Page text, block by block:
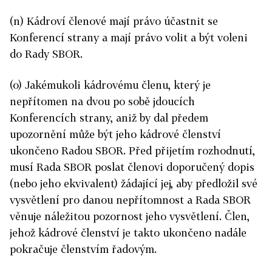
(n) Kádroví členové mají právo účastnit se
Konferencí strany a mají právo volit a být voleni
do Rady SBOR.
(o) Jakémukoli kádrovému členu, který je
nepřítomen na dvou po sobě jdoucích
Konferencích strany, aniž by dal předem
upozornění může být jeho kádrové členství
ukončeno Radou SBOR. Před přijetím rozhodnutí,
musí Rada SBOR poslat členovi doporučený dopis
(nebo jeho ekvivalent) žádající jej, aby předložil své
vysvětlení pro danou nepřítomnost a Rada SBOR
věnuje náležitou pozornost jeho vysvětlení. Člen,
jehož kádrové členství je takto ukončeno nadále
pokračuje členstvím řadovým.